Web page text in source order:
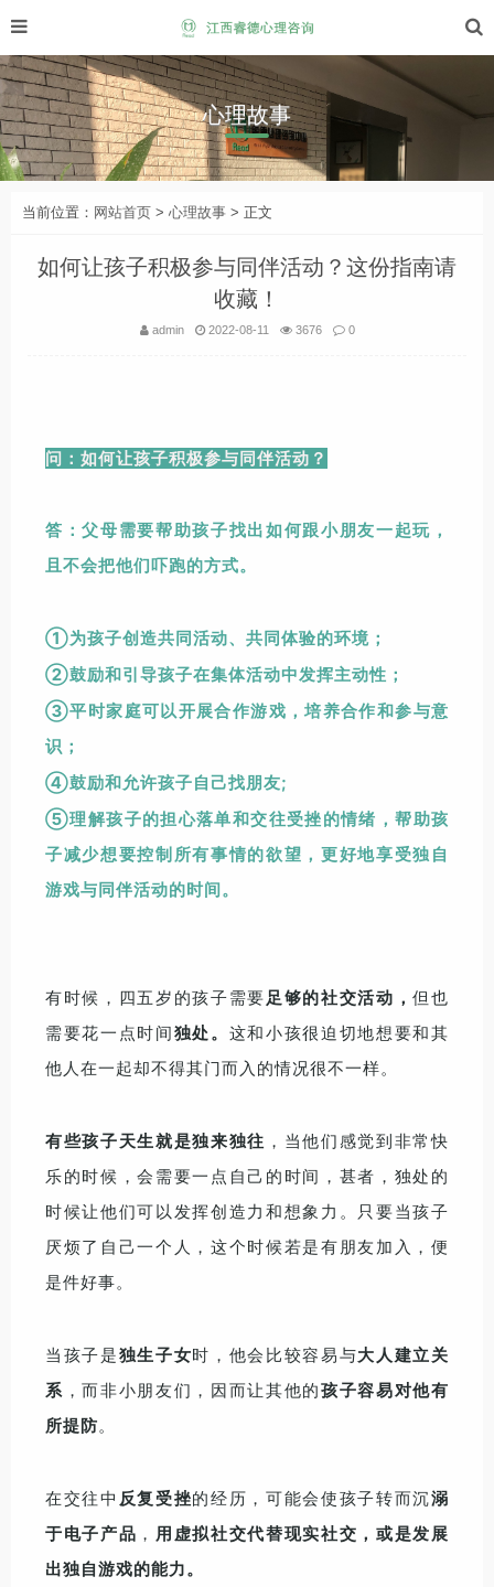
心理故事
当前位置： 网站首页 > 心理故事 > 正文
如何让孩子积极参与同伴活动？这份指南请
收藏！
admin 2022-08-11 3676 0
问：如何让孩子积极参与同伴活动？
答：父母需要帮助孩子找出如何跟小朋友一起玩，
且不会把他们吓跑的方式。
①为孩子创造共同活动、共同体验的环境；
②鼓励和引导孩子在集体活动中发挥主动性；
③平时家庭可以开展合作游戏，培养合作和参与意
识；
④鼓励和允许孩子自己找朋友;
⑤理解孩子的担心落单和交往受挫的情绪，帮助孩
子减少想要控制所有事情的欲望，更好地享受独自
游戏与同伴活动的时间。
有时候，四五岁的孩子需要 足够的社交活动，但也
需要花一点时间独处。 这和小孩很迫切地想要和其
他人在一起却不得其门而入的情况很不一样。
有些孩子天生就是独来独往 ，当他们感觉到非常快
乐的时候，会需要一点自己的时间，甚者，独处的
时候让他们可以发挥创造力和想象力。只要当孩子
厌烦了自己一个人，这个时候若是有朋友加入，便
是件好事。
当孩子是独生子女时，他会比较容易与大人建立关
系 ，而非小朋友们，因而让其他的孩子容易对他有
所提防。
在交往中 反复受挫的经历，可能会使孩子转而沉溺
于电子产品 ， 用虚拟社交代替现实社交，或是发展
出独自游戏的能力。